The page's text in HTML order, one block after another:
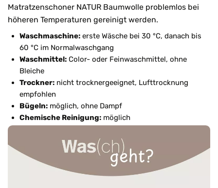
Matratzenschoner NATUR Baumwolle problemlos bei
höheren Temperaturen gereinigt werden.
Waschmaschine: erste Wäsche bei 30 °C, danach bis
60 °C im Normalwaschgang
Waschmittel: Color- oder Feinwaschmittel, ohne
Bleiche
Trockner: nicht trocknergeeignet, Lufttrocknung
empfohlen
Bügeln: möglich, ohne Dampf
Chemische Reinigung: möglich